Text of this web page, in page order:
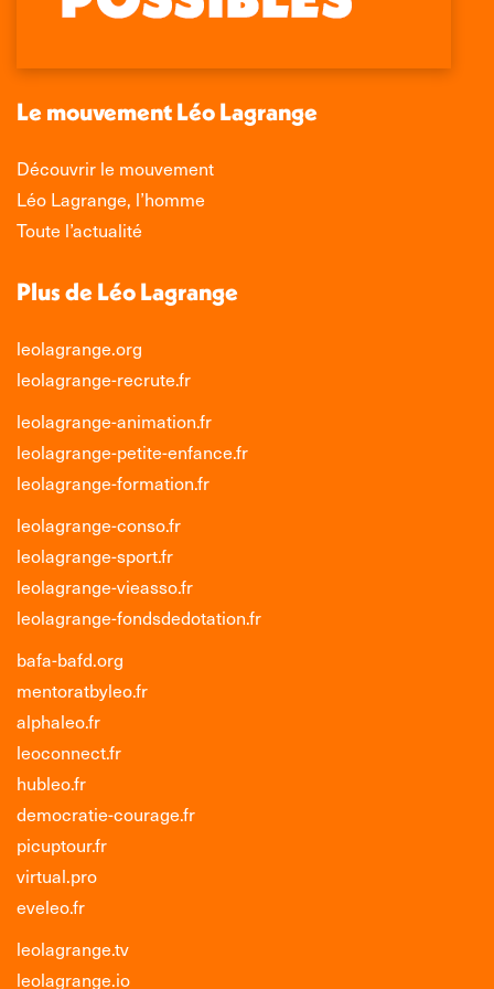
s'ouvre
une
fenêtre
s'ouvre
une
fenêtre
s'ouvre
une
fenêtre
s'ouvre
une
nouvelle
fenêtre
Le mouvement Léo Lagrange
Découvrir le mouvement
Léo Lagrange, l’homme
Toute l’actualité
Plus de Léo Lagrange
leolagrange.org
leolagrange-recrute.fr
leolagrange-animation.fr
leolagrange-petite-enfance.fr
leolagrange-formation.fr
leolagrange-conso.fr
leolagrange-sport.fr
leolagrange-vieasso.fr
leolagrange-fondsdedotation.fr
bafa-bafd.org
mentoratbyleo.fr
alphaleo.fr
leoconnect.fr
hubleo.fr
democratie-courage.fr
picuptour.fr
virtual.pro
eveleo.fr
leolagrange.tv
leolagrange.io